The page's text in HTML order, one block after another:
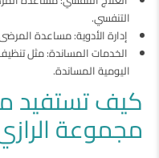
التنفسي.
إدارة الأدوية: مساعدة
الخدمات المساندة: مثل
اليومية المساندة.
كيف تستفيد
مجموعة